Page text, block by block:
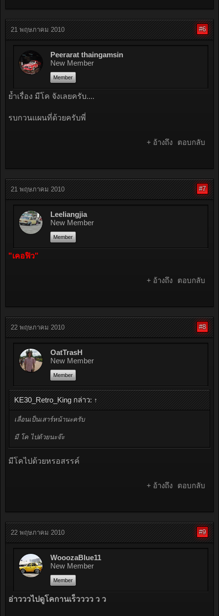
21 พฤษภาคม 2010 #6
Peerarat thaingamsin
New Member
Member
ย้ำเรื่อง มีโค จังเลยครับ....
รบกวนแผนที่ด้วยครับพี่
+ อ้างถึง ตอบกลับ
21 พฤษภาคม 2010 #7
Leeliangjia
New Member
Member
"เคอฟิว"
+ อ้างถึง ตอบกลับ
22 พฤษภาคม 2010 #8
OatTrasH
New Member
Member
KE30_Retro_King กล่าว: ↑
เลื่อนเป็นเสาร์หน้านะครับ
มี โค ไปด้วยนะจ๊ะ
มีโคไปด้วยหรอสรรค์
+ อ้างถึง ตอบกลับ
22 พฤษภาคม 2010 #9
WooozaBlue11
New Member
Member
อ่าวววไปดูโคกานเร็วววว ว ว